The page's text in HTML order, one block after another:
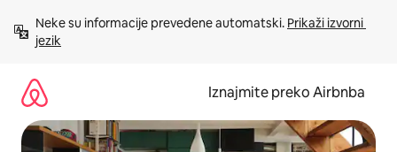
sadržaj
Neke su informacije prevedene automatski. Prikaži izvorni
jezik
Iznajmite preko Airbnba